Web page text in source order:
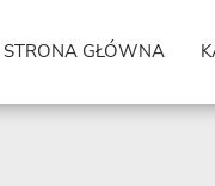
STRONA GŁÓWNA